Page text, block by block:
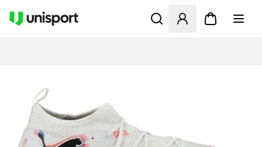
Åbner en Modal til at